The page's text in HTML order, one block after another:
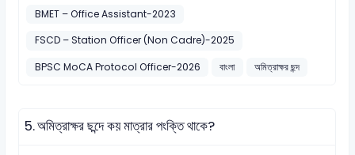
BMET – Office Assistant-2023
FSCD – Station Officer (Non Cadre)-2025
BPSC MoCA Protocol Officer-2026
বাংলা অমিত্রাক্ষর ছন্দ
5.অমিত্রাক্ষর ছন্দে কয় মাত্রার পংক্তি থাকে?